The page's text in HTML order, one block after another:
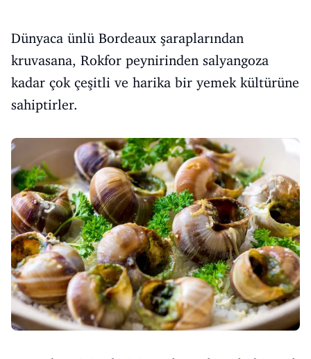
Dünyaca ünlü Bordeaux şaraplarından
kruvasana, Rokfor peynirinden salyangoza
kadar çok çeşitli ve harika bir yemek kültürüne
sahiptirler.